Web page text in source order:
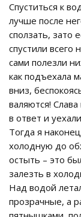
Спуститься к
лучше после
сползать, зато
спустили всего
сами полезли
как подъехала
вниз,
валяются!
в ответ и
Тогда я
холодную до
остыть – это
залезть в
Над водой
прозрачные, а